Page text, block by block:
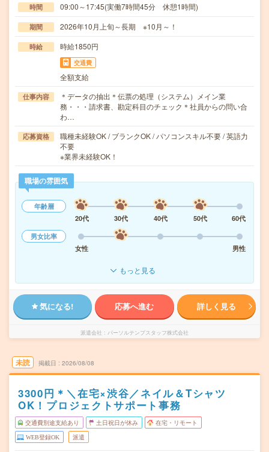
時間 09:00～17:45(実働7時間45分 休憩1時間)
期間 2026年10月上旬～長期 ※10月～！
時給 時給1850円
交通費
全額支給
仕事内容
＊データの抽出＊伝票の処理（システム）メイン業
務・・・請求書、勘定科目のチェック＊社員からの問い合
わ…
応募資格
職種未経験OK / ブランクOK / パソコンスキル不要 / 英語力
不要
※業界未経験OK！
職場の雰囲気
年齢層
20代
30代 40代 50代
60代
男女比率
女性
男性
もっと見る
気になる! 応募へ進む 詳しく見る
派遣会社 パーソルテンプスタッフ株式会社
未読 掲載日 2026/08/08
3300円＊＼在宅×渋谷／ネイル＆Tシャツ
OK！プロジェクトサポート事務
交通費別途支給あり 土日祝日が休み 在宅・リモート
WEB登録OK 派遣